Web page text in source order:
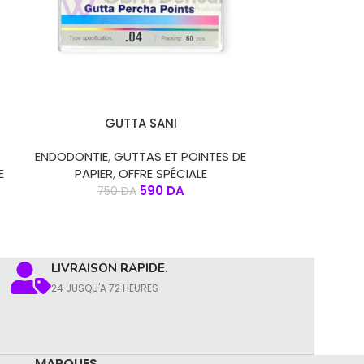
CHOIX DES OPTIONSGUTTA SANI
ENDODONTIE,GUTTAS ET POINTES DE
PAPIER,OFFRE SPÉCIALE
750DA 590 DA
LIVRAISON RAPIDE.
24 JUSQU'A 72 HEURES